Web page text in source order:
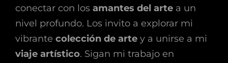
conectar con los amantes del arte a un
nivel profundo. Los invito a explorar mi
vibrante colección de arte y a unirse a mi
viaje artístico. Sigan mi trabajo en